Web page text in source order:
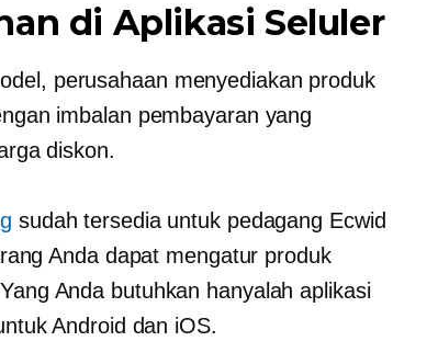
di Aplikasi Seluler
perusahaan menyediakan produk
imbalan pembayaran yang
diskon.
sudah tersedia untuk pedagang Ecwid
Anda dapat mengatur produk
Anda butuhkan hanyalah aplikasi
Android dan iOS.